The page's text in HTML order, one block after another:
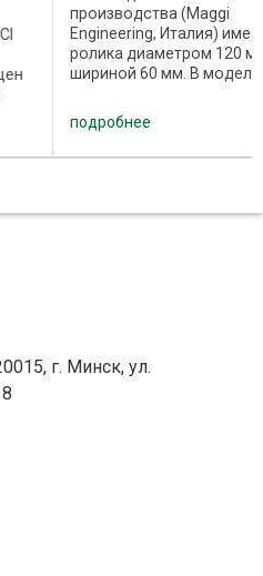
х
производства (Maggi
Engineering, Италия)
ролика диаметром 120
шириной 60 мм. В модели
имеется возможность
регулировки скорости (4
скорости подачи, вперед
подробнее
г. Минск, ул.